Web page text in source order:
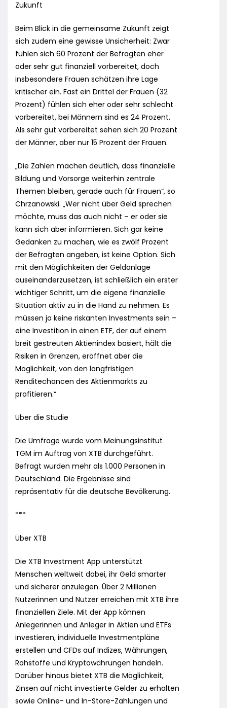
Zukunft
Beim Blick in die gemeinsame Zukunft zeigt
sich zudem eine gewisse Unsicherheit: Zwar
fühlen sich 60 Prozent der Befragten eher
oder sehr gut finanziell vorbereitet, doch
insbesondere Frauen schätzen ihre Lage
kritischer ein. Fast ein Drittel der Frauen (32
Prozent) fühlen sich eher oder sehr schlecht
vorbereitet, bei Männern sind es 24 Prozent.
Als sehr gut vorbereitet sehen sich 20 Prozent
der Männer, aber nur 15 Prozent der Frauen.
„Die Zahlen machen deutlich, dass finanzielle
Bildung und Vorsorge weiterhin zentrale
Themen bleiben, gerade auch für Frauen“, so
Chrzanowski. „Wer nicht über Geld sprechen
möchte, muss das auch nicht – er oder sie
kann sich aber informieren. Sich gar keine
Gedanken zu machen, wie es zwölf Prozent
der Befragten angeben, ist keine Option. Sich
mit den Möglichkeiten der Geldanlage
auseinanderzusetzen, ist schließlich ein erster
wichtiger Schritt, um die eigene finanzielle
Situation aktiv zu in die Hand zu nehmen. Es
müssen ja keine riskanten Investments sein –
eine Investition in einen ETF, der auf einem
breit gestreuten Aktienindex basiert, hält die
Risiken in Grenzen, eröffnet aber die
Möglichkeit, von den langfristigen
Renditechancen des Aktienmarkts zu
profitieren.“
Über die Studie
Die Umfrage wurde vom Meinungsinstitut
TGM im Auftrag von XTB durchgeführt.
Befragt wurden mehr als 1.000 Personen in
Deutschland. Die Ergebnisse sind
repräsentativ für die deutsche Bevölkerung.
***
Über XTB
Die XTB Investment App unterstützt
Menschen weltweit dabei, ihr Geld smarter
und sicherer anzulegen. Über 2 Millionen
Nutzerinnen und Nutzer erreichen mit XTB ihre
finanziellen Ziele. Mit der App können
Anlegerinnen und Anleger in Aktien und ETFs
investieren, individuelle Investmentpläne
erstellen und CFDs auf Indizes, Währungen,
Rohstoffe und Kryptowährungen handeln.
Darüber hinaus bietet XTB die Möglichkeit,
Zinsen auf nicht investierte Gelder zu erhalten
sowie Online- und In-Store-Zahlungen und